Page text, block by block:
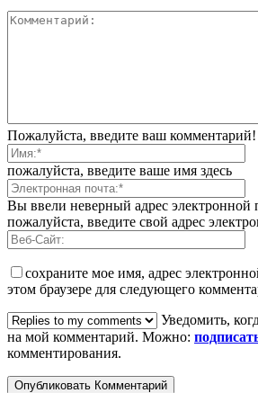
Пожалуйста, введите ваш комментарий!
пожалуйста, введите ваше имя здесь
Вы ввели неверный адрес электронной
пожалуйста, введите свой адрес
сохраните мое имя, адрес
этом браузере для следующего
Уведомить,
на мой комментарий. Можно:
комментирования.